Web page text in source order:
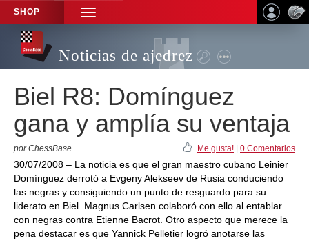
SHOP
TOGGLE
NAVIGATION
Noticias de ajedrez
Biel R8: Domínguez
gana y amplía su ventaja
por ChessBase Me gusta! 0 Comentarios
30/07/2008 – La noticia es que el gran maestro cubano Leinier
Domínguez derrotó a Evgeny Alekseev de Rusia conduciendo
las negras y consiguiendo un punto de resguardo para su
liderato en Biel. Magnus Carlsen colaboró con ello al entablar
con negras contra Etienne Bacrot. Otro aspecto que merece la
pena destacar es que Yannick Pelletier logró anotarse las